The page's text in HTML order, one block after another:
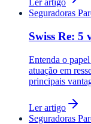
Ler artigo
Seguradoras
Swiss Re: 5
Entenda o
atuação em
principais
Ler artigo
Seguradoras